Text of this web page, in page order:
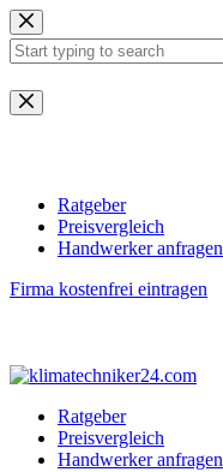
Zum
Inhalt
springen
Keine
Ergebnisse
Ratgeber
Preisvergleich
Handwerker anfragen
Firma kostenfrei eintragen
Ratgeber
Preisvergleich
Handwerker anfragen